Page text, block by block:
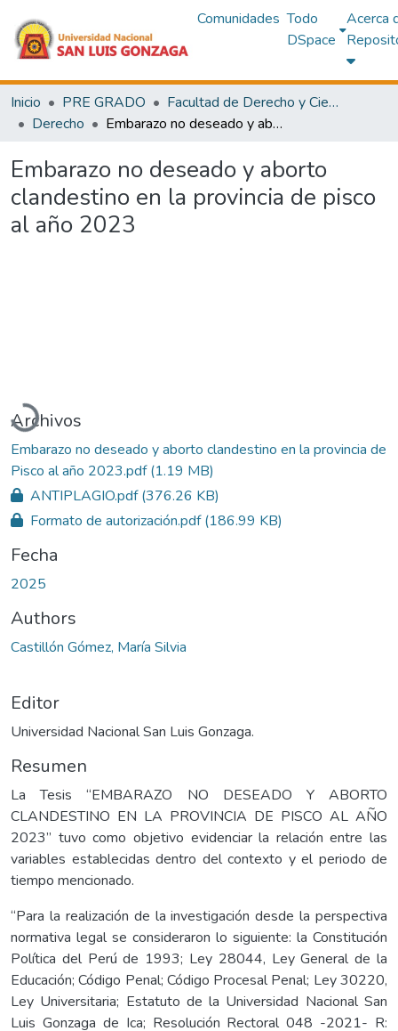
Comunidades Todo
DSpace
Acerca
Inicio PRE GRADO
Facultad de Derecho y Ciencias Políticas
Derecho
Embarazo no deseado y aborto clandestino en la provincia de pisco al año 2023
Embarazo no deseado y aborto
clandestino en la provincia de pisco
al año 2023
Cargando...
Archivos
Embarazo no deseado y aborto clandestino en la provincia de
Pisco al año 2023.pdf(1.19 MB)
ANTIPLAGIO.pdf(376.26 KB)
Formato de autorización.pdf(186.99 KB)
Fecha
2025
Authors
Castillón Gómez, María Silvia
Editor
Universidad Nacional San Luis Gonzaga.
Resumen
La Tesis “EMBARAZO NO DESEADO Y ABORTO
CLANDESTINO EN LA PROVINCIA DE PISCO AL AÑO
2023” tuvo como objetivo evidenciar la relación entre las
variables establecidas dentro del contexto y el periodo de
tiempo mencionado.
“Para la realización de la investigación desde la perspectiva
normativa legal se consideraron lo siguiente: la Constitución
Política del Perú de 1993; Ley 28044, Ley General de la
Educación; Código Penal; Código Procesal Penal; Ley 30220,
Ley Universitaria; Estatuto de la Universidad Nacional San
Luis Gonzaga de Ica; Resolución Rectoral 048 -2021- R: